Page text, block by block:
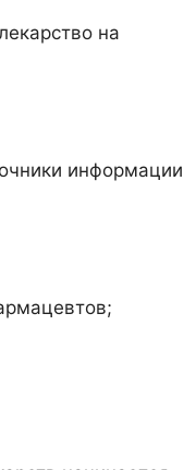
на
информации